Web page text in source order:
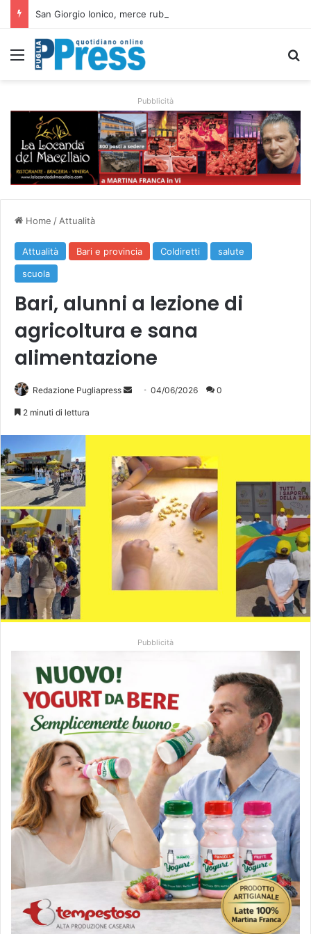
Menu
Pubblicità
Home / Attualità
Attualità Bari e provincia Coldiretti
salute
scuola
Bari, alunni a lezione di
agricoltura e sana
alimentazione
Redazione Pugliapress
Invia 04/06/2026 0
2 minuti di lettura
Pubblicità